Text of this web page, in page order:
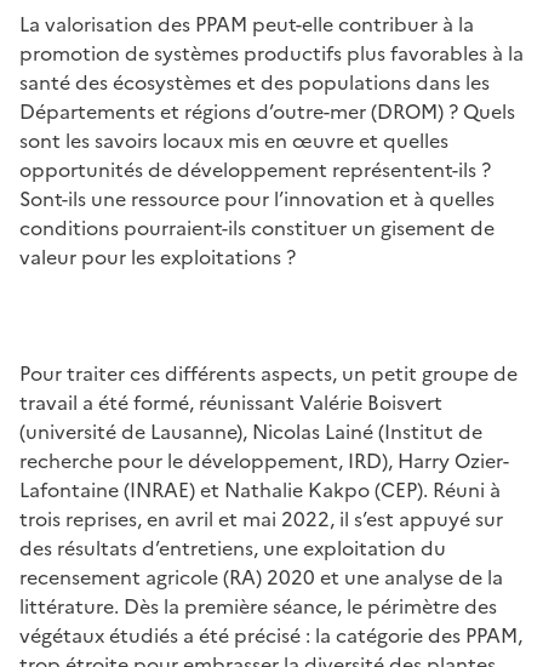
La valorisation des PPAM peut-elle contribuer à la
promotion de systèmes productifs plus favorables à la
santé des écosystèmes et des populations dans les
Départements et régions d’outre-mer (DROM) ? Quels
sont les savoirs locaux mis en œuvre et quelles
opportunités de développement représentent-ils ?
Sont-ils une ressource pour l’innovation et à quelles
conditions pourraient-ils constituer un gisement de
valeur pour les exploitations ?
Pour traiter ces différents aspects, un petit groupe de
travail a été formé, réunissant Valérie Boisvert
(université de Lausanne), Nicolas Lainé (Institut de
recherche pour le développement, IRD), Harry Ozier-
Lafontaine (INRAE) et Nathalie Kakpo (CEP). Réuni à
trois reprises, en avril et mai 2022, il s’est appuyé sur
des résultats d’entretiens, une exploitation du
recensement agricole (RA) 2020 et une analyse de la
littérature. Dès la première séance, le périmètre des
végétaux étudiés a été précisé : la catégorie des PPAM,